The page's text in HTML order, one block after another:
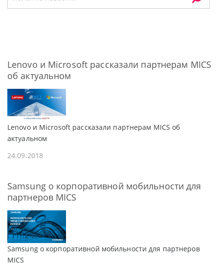
Lenovo и Microsoft рассказали партнерам MICS
об актуальном
Lenovo и Microsoft рассказали партнерам MICS об
актуальном
24.09.2018
Samsung о корпоративной мобильности для
партнеров MICS
Samsung о корпоративной мобильности для партнеров
MICS